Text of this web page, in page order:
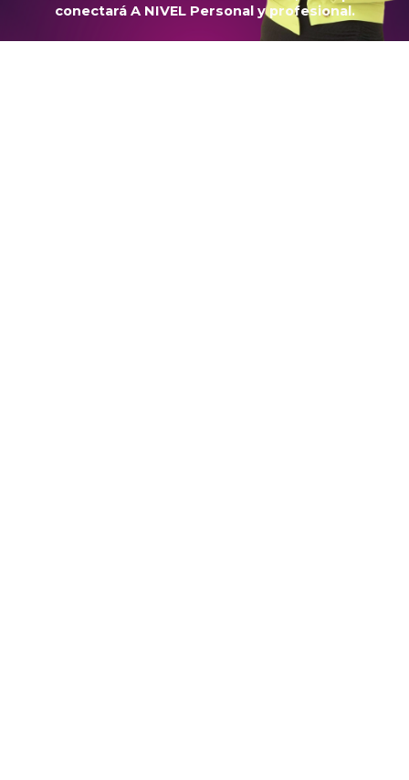
conectará A NIVEL Personal y profesional.